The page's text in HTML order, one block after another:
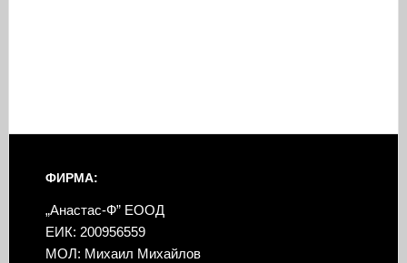
ФИРМА:
„Анастас-Ф” ЕООД
ЕИК: 200956559
МОЛ: Михаил Михайлов